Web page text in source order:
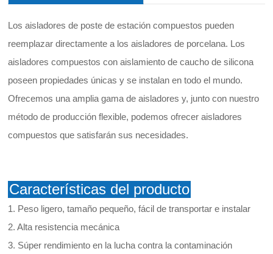
Los aisladores de poste de estación compuestos pueden
reemplazar directamente a los aisladores de porcelana. Los
aisladores compuestos con aislamiento de caucho de silicona
poseen propiedades únicas y se instalan en todo el mundo.
Ofrecemos una amplia gama de aisladores y, junto con nuestro
método de producción flexible, podemos ofrecer aisladores
compuestos que satisfarán sus necesidades.
Características del producto
1. Peso ligero, tamaño pequeño, fácil de transportar e instalar
2. Alta resistencia mecánica
3. Súper rendimiento en la lucha contra la contaminación